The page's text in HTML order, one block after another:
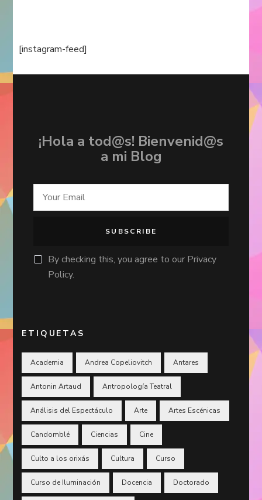
[instagram-feed]
¡Hola a tod@s! Bienvenid@s
a mi Blog
By checking this, you agree to our Privacy
Policy.
ETIQUETAS
Academia Andrea Copeliovitch Antares
Antonin Artaud Antropología Teatral
Análisis del Espectáculo Arte Artes Escénicas
Candomblé Ciencias Cine
Culto a los orixás Cultura Curso
Curso de Iluminación Docencia Doctorado